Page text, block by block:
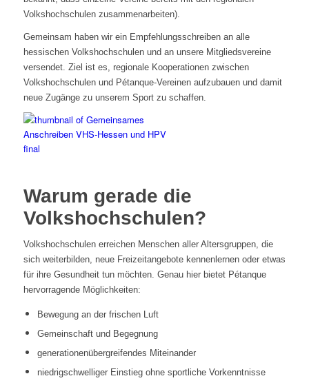
Volkshochschulen zusammenarbeiten).
Gemeinsam haben wir ein Empfehlungsschreiben an alle
hessischen Volkshochschulen und an unsere Mitgliedsvereine
versendet. Ziel ist es, regionale Kooperationen zwischen
Volkshochschulen und Pétanque-Vereinen aufzubauen und damit
neue Zugänge zu unserem Sport zu schaffen.
Warum gerade die
Volkshochschulen?
Volkshochschulen erreichen Menschen aller Altersgruppen, die
sich weiterbilden, neue Freizeitangebote kennenlernen oder etwas
für ihre Gesundheit tun möchten. Genau hier bietet Pétanque
hervorragende Möglichkeiten:
Bewegung an der frischen Luft
Gemeinschaft und Begegnung
generationenübergreifendes Miteinander
niedrigschwelliger Einstieg ohne sportliche Vorkenntnisse